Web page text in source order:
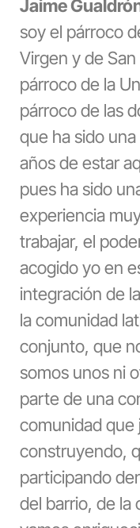
Jaime
soy el párroco
Virgen y de
párroco de la
párroco de las
que ha sido
años de estar
pues ha sido
experiencia
trabajar, el
acogido yo en
integración de
la comunidad
conjunto, que
somos unos ni
parte de una
comunidad que
construyendo,
participando
del barrio, de la